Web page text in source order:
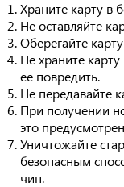
Храните карту в
Не оставляйте
Оберегайте
Не храните
ее повредить.
Не передавайте
При получении
это
Уничтожайте
безопасным
чип.